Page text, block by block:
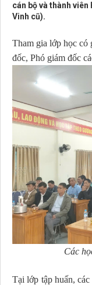
cán bộ và thành
Vinh cũ).
Tham gia lớp học
đốc, Phó giám đốc
Các
Tại lớp tập huấn,